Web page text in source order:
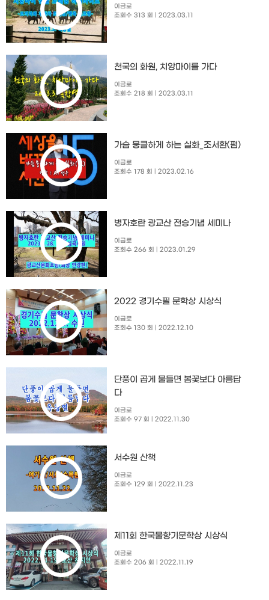
이금로
조회수 313 회
| 2023.03.11
천국의 화원, 치앙마이를 가다
이금로
조회수 218 회
| 2023.03.11
가슴 뭉클하게 하는 실화_조서환(펌)
이금로
조회수 178 회
| 2023.02.16
병자호란 광교산 전승기념 세미나
이금로
조회수 266 회
| 2023.01.29
2022 경기수필 문학상 시상식
이금로
조회수 130 회
| 2022.12.10
단풍이 곱게 물들면 봄꽃보다 아름답
다
이금로
조회수 97 회
| 2022.11.30
서수원 산책
이금로
조회수 129 회
| 2022.11.23
제11회 한국물향기문학상 시상식
이금로
조회수 206 회
| 2022.11.19